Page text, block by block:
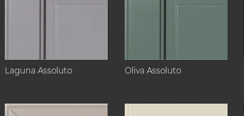
Laguna Assoluto Oliva Assoluto